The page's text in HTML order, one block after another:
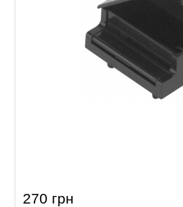
270 грн